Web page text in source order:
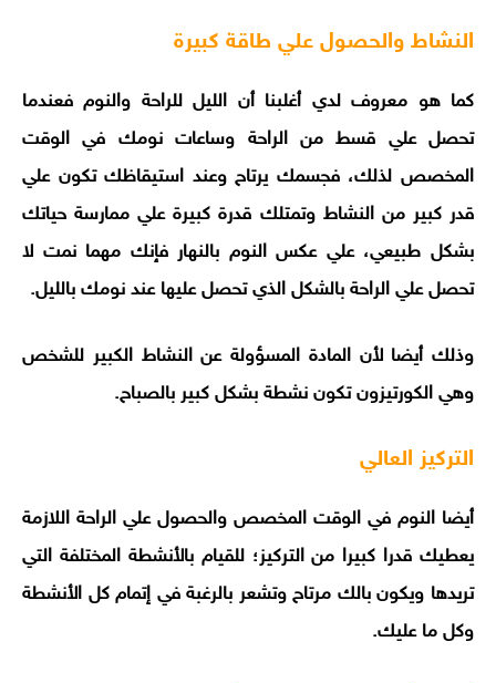
النشاط والحصول علي طاقة كبيرة
كما هو معروف لدي أغلبنا أن الليل للراحة والنوم فعندما
تحصل علي قسط من الراحة وساعات نومك في الوقت
المخصص لذلك، فجسمك يرتاح وعند استيقاظك تكون علي
قدر كبير من النشاط وتمتلك قدرة كبيرة علي ممارسة حياتك
بشكل طبيعي، علي عكس النوم بالنهار فإنك مهما نمت لا
تحصل علي الراحة بالشكل الذي تحصل عليها عند نومك بالليل.
وذلك أيضا لأن المادة المسؤولة عن النشاط الكبير للشخص
وهي الكورتيزون تكون نشطة بشكل كبير بالصباح.
التركيز العالي
أيضا النوم في الوقت المخصص والحصول علي الراحة اللازمة
يعطيك قدرا كبيرا من التركيز؛ للقيام بالأنشطة المختلفة التي
تريدها ويكون بالك مرتاح وتشعر بالرغبة في إتمام كل الأنشطة
وكل ما عليك.